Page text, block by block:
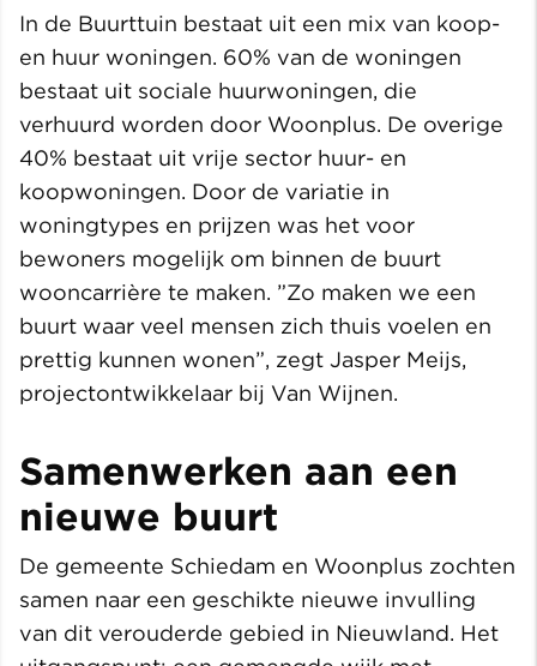
In de Buurttuin bestaat uit een mix van koop-
en huur woningen. 60% van de woningen
bestaat uit sociale huurwoningen, die
verhuurd worden door Woonplus. De overige
40% bestaat uit vrije sector huur- en
koopwoningen. Door de variatie in
woningtypes en prijzen was het voor
bewoners mogelijk om binnen de buurt
wooncarrière te maken. ”Zo maken we een
buurt waar veel mensen zich thuis voelen en
prettig kunnen wonen”, zegt Jasper Meijs,
projectontwikkelaar bij Van Wijnen.
Samenwerken aan een
nieuwe buurt
De gemeente Schiedam en Woonplus zochten
samen naar een geschikte nieuwe invulling
van dit verouderde gebied in Nieuwland. Het